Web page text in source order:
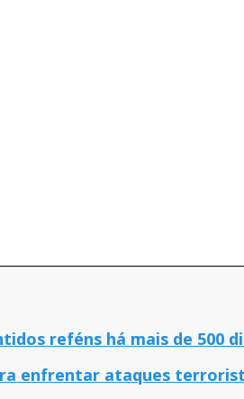
reféns há mais de 500
enfrentar ataques